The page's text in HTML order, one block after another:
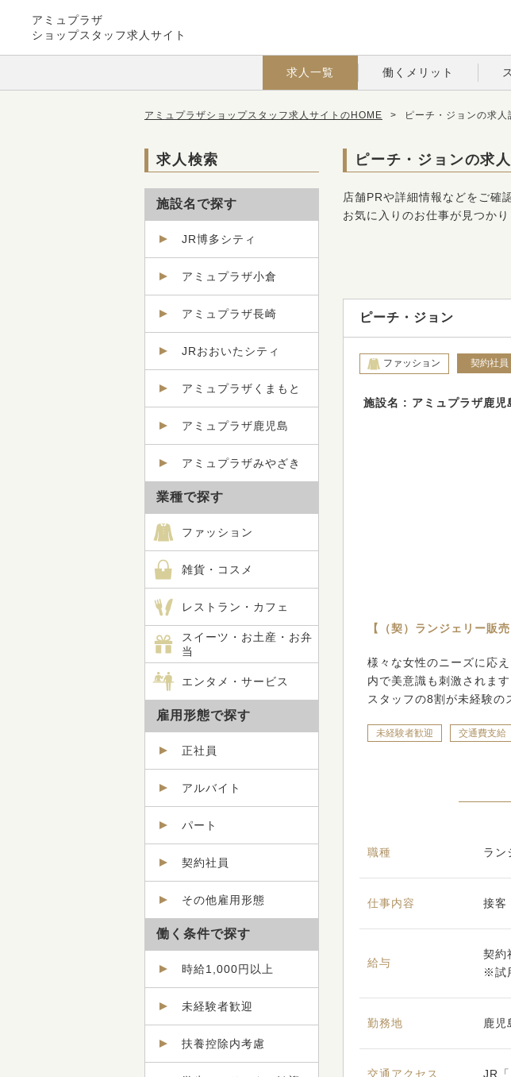
アミュプラザ
ショップスタッフ求人サイト
求人一覧 働くメリット
アミュプラザショップスタッフ求人サイトのHOME > ピーチ・ジョンの求人
求人検索
施設名で探す
JR博多シティ
アミュプラザ小倉
アミュプラザ長崎
JRおおいたシティ
アミュプラザくまもと
アミュプラザ鹿児島
アミュプラザみやざき
業種で探す
ファッション
雑貨・コスメ
レストラン・カフェ
スイーツ・お土産・お弁
当
エンタメ・サービス
雇用形態で探す
正社員
アルバイト
パート
契約社員
その他雇用形態
働く条件で探す
時給1,000円以上
未経験者歓迎
扶養控除内考慮
ピーチ・ジョンの求
店舗PRや詳細情報などをご確
お気に入りのお仕事が見つか
ピーチ・ジョン
ファッション 契約社員
施設名 : アミュプラザ鹿児
【（契）ランジェリー販
様々な女性のニーズに応
内で美意識も刺激されます
スタッフの8割が未経験の
未経験者歓迎 交通費支給
職種 ラン
仕事内容 接客
給与
契約
※試
勤務地 鹿
交通アクセス JR